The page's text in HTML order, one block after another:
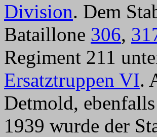
Division. Dem
Bataillone 306,
Regiment 211
Ersatztruppen VI.
Detmold, ebenfalls
1939 wurde der